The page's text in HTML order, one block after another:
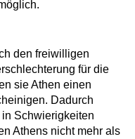
den freiwilligen
für die
sie Athen einen
Dadurch
Schwierigkeiten
Athens nicht mehr als